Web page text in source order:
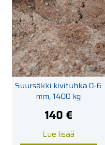
Suursäkki kivituhka 0-6
mm, 1400 kg
140 €
Lue lisää